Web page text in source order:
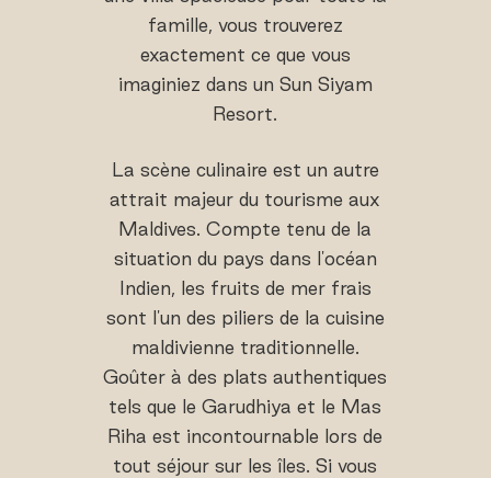
famille, vous trouverez
exactement ce que vous
imaginiez dans un Sun Siyam
Resort.
La scène culinaire est un autre
attrait majeur du tourisme aux
Maldives. Compte tenu de la
situation du pays dans l'océan
Indien, les fruits de mer frais
sont l'un des piliers de la cuisine
maldivienne traditionnelle.
Goûter à des plats authentiques
tels que le Garudhiya et le Mas
Riha est incontournable lors de
tout séjour sur les îles. Si vous